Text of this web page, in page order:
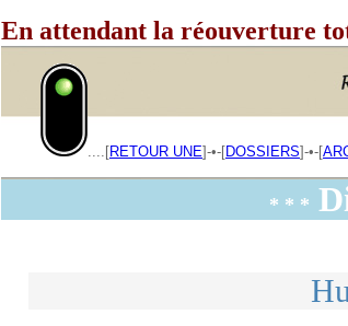
En attendant la réouverture
....[RETOUR UNE]-•-[DOSSIERS]-•-[
* * *